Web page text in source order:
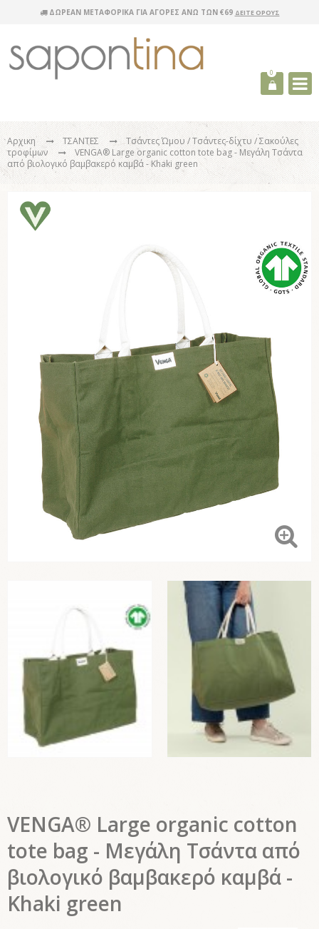
ΔΩΡΕΑΝ ΜΕΤΑΦΟΡΙΚΑ ΓΙΑ ΑΓΟΡΕΣ ΑΝΩ ΤΩΝ €69 ΔΕΙΤΕ ΟΡΟΥΣ
0
Αρχικη ΤΣΑΝΤΕΣ
Τσάντες Ώμου / Τσάντες-δίχτυ / Σακούλες
τροφίμων
VENGA® Large organic cotton tote bag - Μεγάλη Τσάντα
από βιολογικό βαμβακερό καμβά - Khaki green
VENGA® Large organic cotton
tote bag - Μεγάλη Τσάντα από
βιολογικό βαμβακερό καμβά -
Khaki green